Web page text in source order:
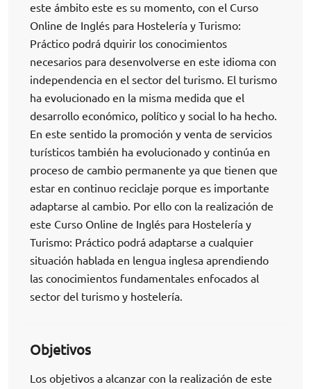
este ámbito este es su momento, con el Curso
Online de Inglés para Hostelería y Turismo:
Práctico podrá dquirir los conocimientos
necesarios para desenvolverse en este idioma con
independencia en el sector del turismo. El turismo
ha evolucionado en la misma medida que el
desarrollo económico, político y social lo ha hecho.
En este sentido la promoción y venta de servicios
turísticos también ha evolucionado y continúa en
proceso de cambio permanente ya que tienen que
estar en continuo reciclaje porque es importante
adaptarse al cambio. Por ello con la realización de
este Curso Online de Inglés para Hostelería y
Turismo: Práctico podrá adaptarse a cualquier
situación hablada en lengua inglesa aprendiendo
las conocimientos fundamentales enfocados al
sector del turismo y hostelería.
Objetivos
Los objetivos a alcanzar con la realización de este